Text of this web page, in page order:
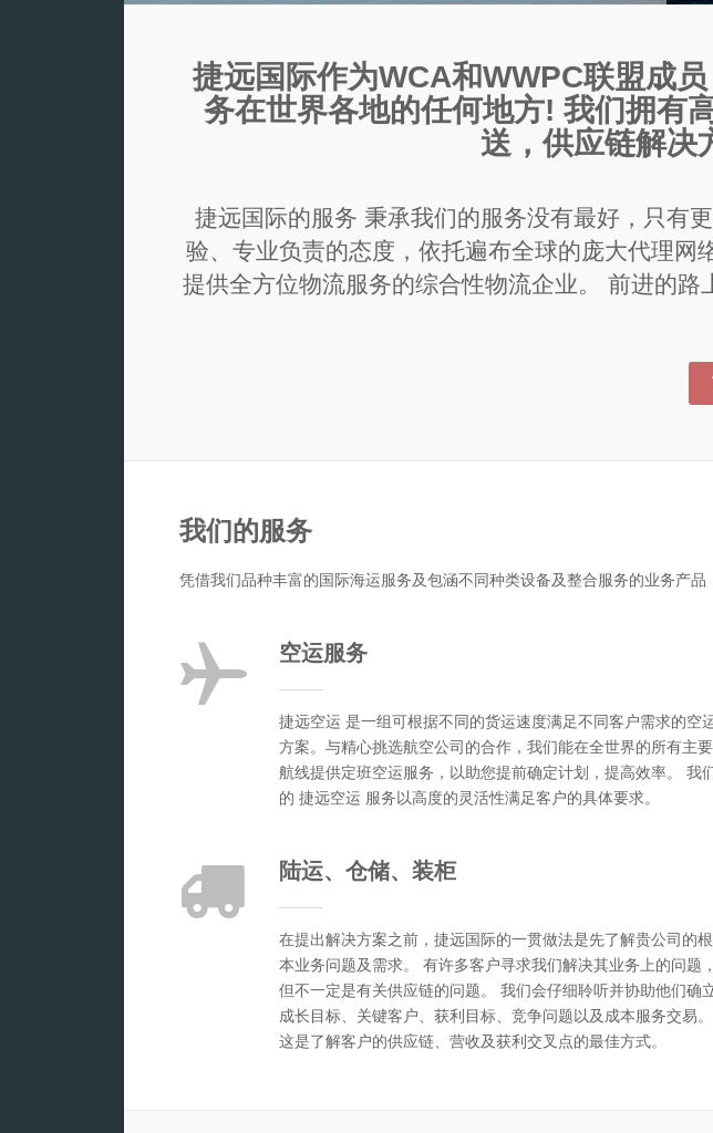
捷远国际作为WCA和WWPC联盟成
务在世界各地的任何地方! 我们拥有
送，供应链解决
捷远国际的服务 秉承我们的服务没有最好，只有
验、专业负责的态度，依托遍布全球的庞大代理
提供全方位物流服务的综合性物流企业。 前进的
我们的服务
凭借我们品种丰富的国际海运服务及包涵不同种类设备及整合服务的业务产
空运服务
捷远空运 是一组可根据不同的货运速度满足不同客户需求的空
方案。与精心挑选航空公司的合作，我们能在全世界的所有主要
航线提供定班空运服务，以助您提前确定计划，提高效率。 我
的 捷远空运 服务以高度的灵活性满足客户的具体要求。
陆运、仓储、装柜
在提出解决方案之前，捷远国际的一贯做法是先了解贵公司的根
本业务问题及需求。 有许多客户寻求我们解决其业务上的问题，
但不一定是有关供应链的问题。 我们会仔细聆听并协助他们确
成长目标、关键客户、获利目标、竞争问题以及成本服务交易。
这是了解客户的供应链、营收及获利交叉点的最佳方式。